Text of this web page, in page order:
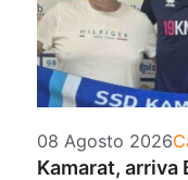
08 Agosto 2026
Kamarat, arriva